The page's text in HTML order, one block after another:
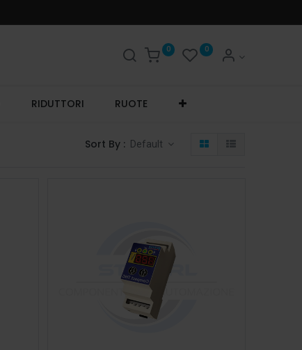
0 0
RIDUTTORI RUOTE
Sort By : Default